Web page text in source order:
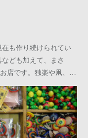
も作り続けられてい
ども加えて、まさ
店です。独楽や凧、…